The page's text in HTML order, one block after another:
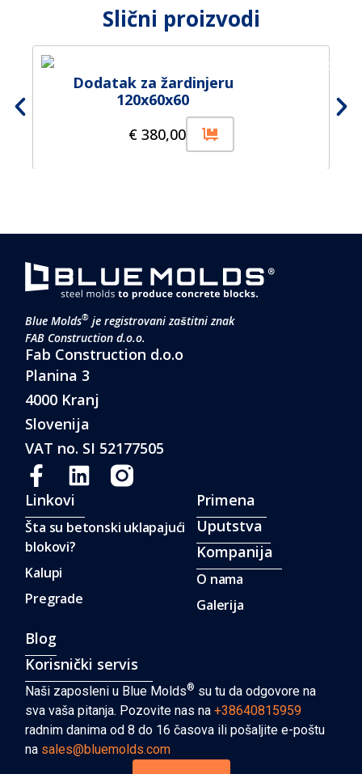
Slični proizvodi
Dodatak za žardinjeru
120x60x60
€380,00
Blue Molds® je registrovani zaštitni znak
FAB Construction d.o.o.
Fab Construction d.o.o
Planina 3
4000 Kranj
Slovenija
VAT no. SI 52177505
Linkovi
Šta su betonski uklapajući
blokovi?
Kalupi
Pregrade
Primena
Uputstva
Kompanija
O nama
Galerija
Blog
Korisnički servis
Naši zaposleni u Blue Molds® su tu da odgovore na
sva vaša pitanja. Pozovite nas na+38640815959
radnim danima od 8 do 16 časova ili pošaljite e-poštu
na sales@bluemolds.com